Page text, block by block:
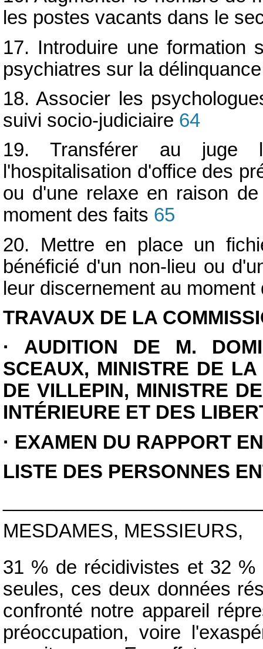
les postes vacants dans le
17. Introduire une formation
psychiatres sur la
18. Associer les
suivi socio-judiciaire 64
19. Transférer au juge
l'hospitalisation d'office des
ou d'une relaxe en raison
moment des faits 65
20. Mettre en place un
bénéficié d'un non-lieu ou
leur discernement au moment
TRAVAUX DE LA
· AUDITION DE M.
SCEAUX, MINISTRE DE
DE VILLEPIN, MINISTRE
INTÉRIEURE ET DES
· EXAMEN DU RAPPORT
LISTE DES PERSONNES
MESDAMES, MESSIEURS,
31 % de récidivistes et 32
seules, ces deux données
confronté notre appareil
préoccupation, voire